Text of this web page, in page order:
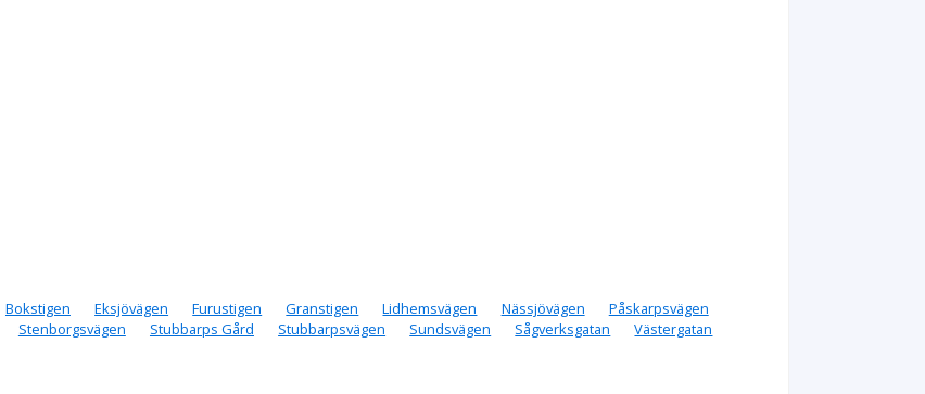
Bokstigen Eksjövägen Furustigen Granstigen Lidhemsvägen Nässjövägen
Påskarpsvägen
Stenborgsvägen Stubbarps Gård Stubbarpsvägen Sundsvägen Sågverksgatan Västergatan